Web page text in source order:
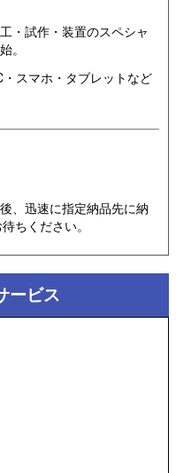
・試作・装置のスペシャ
。
スマホ・タブレットなど
、迅速に指定納品先に納
ちください。
ービス